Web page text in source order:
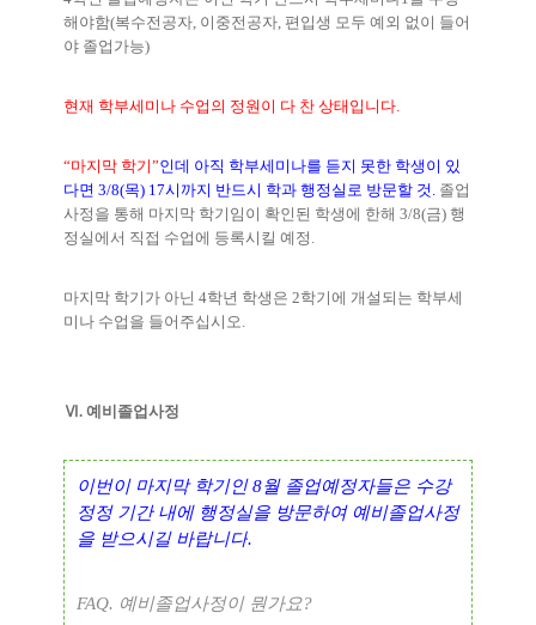
해야함(복수전공자, 이중전공자, 편입생 모두 예외 없이 들어
야 졸업가능)
현재 학부세미나 수업의 정원이 다 찬 상태입니다.
“마지막 학기”인데 아직 학부세미나를 듣지 못한 학생이 있
다면 3/8(목) 17시까지 반드시 학과 행정실로 방문할 것 . 졸업
사정을 통해 마지막 학기임이 확인된 학생에 한해 3/8(금) 행
정실에서 직접 수업에 등록시킬 예정 .
마지막 학기가 아닌 4학년 학생은 2학기에 개설되는 학부세
미나 수업을 들어주십시오.
Ⅵ. 예비졸업사정
이번이 마지막 학기인8월 졸업예정자들은 수강
정정 기간 내에 행정실을 방문하여 예비졸업사정
을 받으시길 바랍니다.
FAQ. 예비졸업사정이 뭔가요?